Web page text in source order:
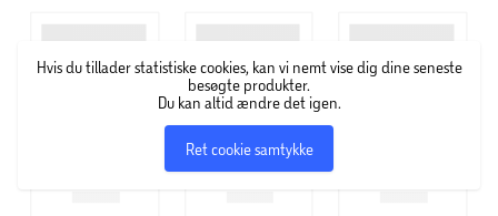
luftkompression. Med varme- og timerfunktion.
Hvis du tillader statistiske cookies, kan vi nemt vise dig dine seneste
besøgte produkter.
Du kan altid ændre det igen.
Ret cookie samtykke